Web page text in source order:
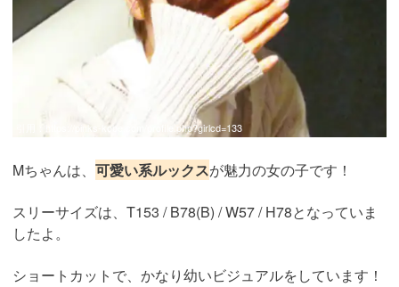
https://pinks-kobe.com/profile.php?girlcd=133
Mちゃんは、 可愛い系ルックスが魅力の女の子です！
スリーサイズは、T153 / B78(B) / W57 / H78となっていま
したよ。
ショートカットで、かなり幼いビジュアルをしています！